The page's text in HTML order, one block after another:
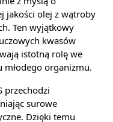
jakości olej z wątroby
Ten wyjątkowy
kwasów
istotną rolę we
młodego organizmu.
przechodzi
surowe
Dzięki temu